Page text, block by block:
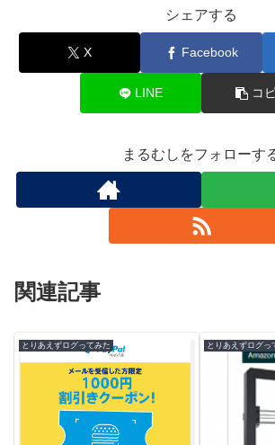
シェアする
X Facebook
LINE コ
まるむしをフォローす
関連記事
とりあえずログってみた とりあえずログっ